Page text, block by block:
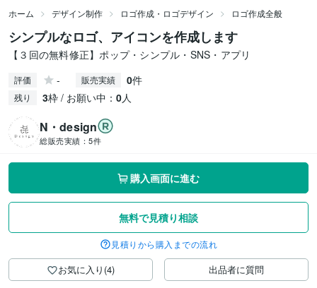
ホーム デザイン制作 ロゴ作成・ロゴデザイン ロゴ作成全般
シンプルなロゴ、アイコンを作成します
【３回の無料修正】ポップ・シンプル・SNS・アプリ
評価 - 販売実績 0件
残り 3枠 / お願い中： 0人
N・design
総販売実績： 5件
購入画面に進む
無料で見積り相談
見積りから購入までの流れ
お気に入り(4) 出品者に質問